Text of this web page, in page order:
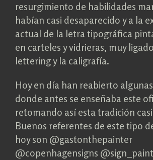
resurgimiento de habilidades
habían casi desaparecido y a la
actual de la letra tipográfica
en carteles y vidrieras, muy
lettering y la caligrafía.
Hoy en día han reabierto
donde antes se enseñaba este
retomando así esta tradición
Buenos referentes de este tipo
hoy son @gastonthepainter
@copenhagensigns